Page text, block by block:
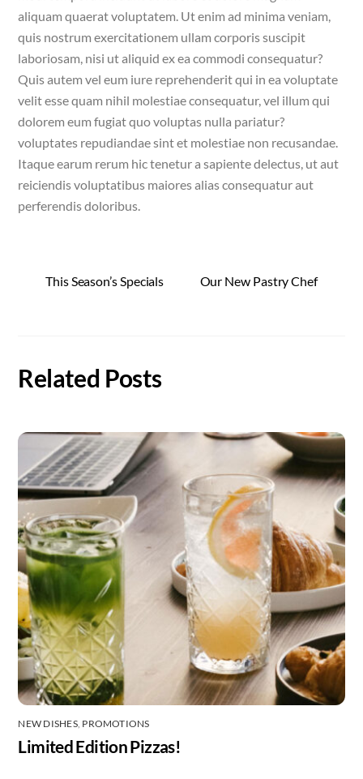
aliquam quaerat voluptatem. Ut enim ad minima veniam,
quis nostrum exercitationem ullam corporis suscipit
laboriosam, nisi ut aliquid ex ea commodi consequatur?
Quis autem vel eum iure reprehenderit qui in ea voluptate
velit esse quam nihil molestiae consequatur, vel illum qui
dolorem eum fugiat quo voluptas nulla pariatur?
voluptates repudiandae sint et molestiae non recusandae.
Itaque earum rerum hic tenetur a sapiente delectus, ut aut
reiciendis voluptatibus maiores alias consequatur aut
perferendis doloribus.
This Season’s Specials Our New Pastry Chef
Related Posts
NEW DISHES, PROMOTIONS
Limited Edition Pizzas!